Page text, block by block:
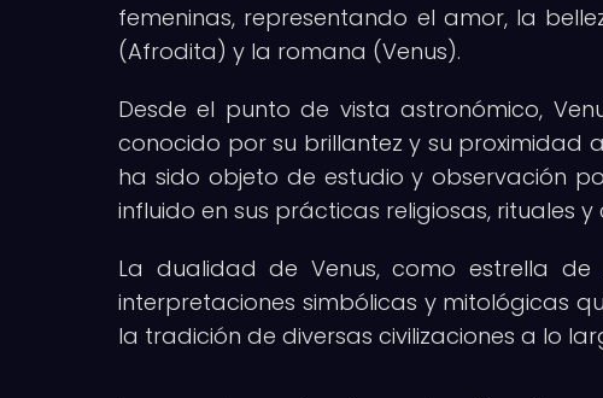
femeninas, representando el amor, la
(Afrodita) y la romana (Venus).
Desde el punto de vista astronómico,
conocido por su brillantez y su proximidad
ha sido objeto de estudio y observación
influido en sus prácticas religiosas, rituales y
La dualidad de Venus, como estrella
interpretaciones simbólicas y mitológicas
la tradición de diversas civilizaciones a lo